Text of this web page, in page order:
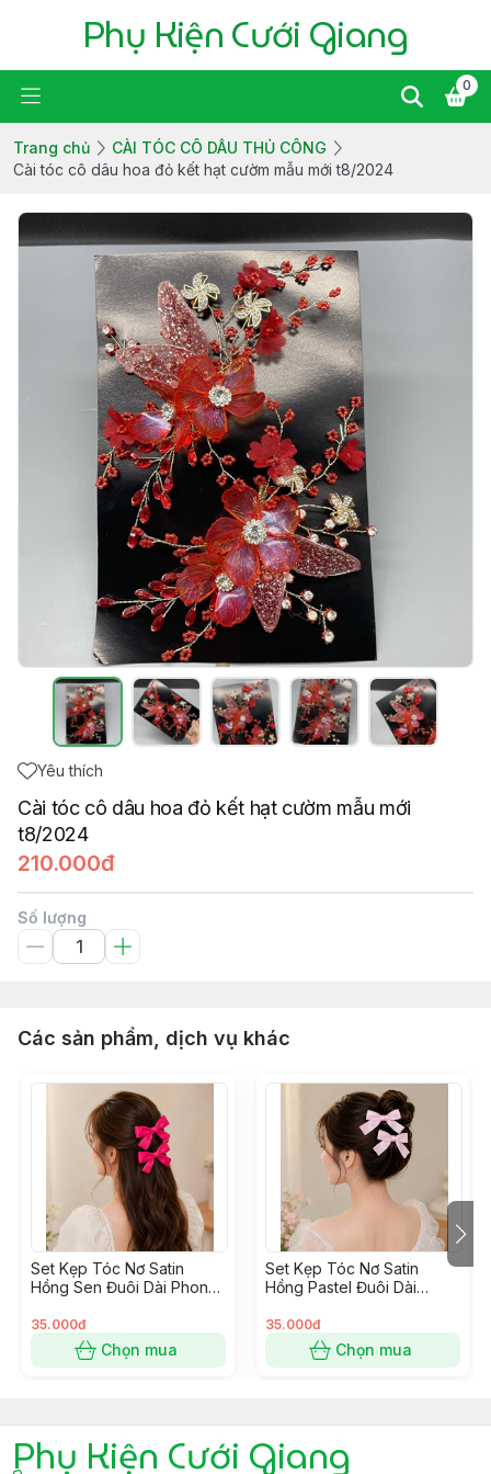
Phụ Kiện Cưới Giang
0
Trang chủ
CÀI TÓC CÔ DÂU THỦ CÔNG
Cài tóc cô dâu hoa đỏ kết hạt cườm mẫu mới t8/2024
Yêu thích
Cài tóc cô dâu hoa đỏ kết hạt cườm mẫu mới
t8/2024
210.000đ
Số lượng
Các sản phẩm, dịch vụ khác
Set Kẹp Tóc Nơ Satin
Hồng Sen Đuôi Dài Phong
35.000đ
Chọn mua
Set Kẹp Tóc Nơ Satin
Hồng Pastel Đuôi Dài
35.000đ
Chọn mua
Phụ Kiện Cưới Giang